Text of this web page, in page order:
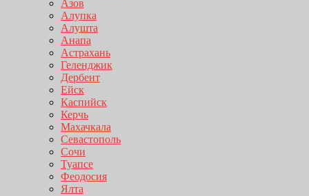
Азов
Алупка
Алушта
Анапа
Астрахань
Геленджик
Дербент
Ейск
Каспийск
Керчь
Махачкала
Севастополь
Сочи
Туапсе
Феодосия
Ялта